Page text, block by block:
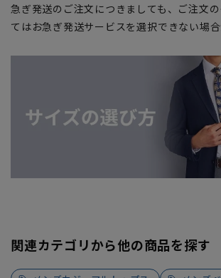
急ぎ発送のご注文につきましても、ご注文
てはお急ぎ発送サービスを選択できない場
関連カテゴリから他の商品を探す